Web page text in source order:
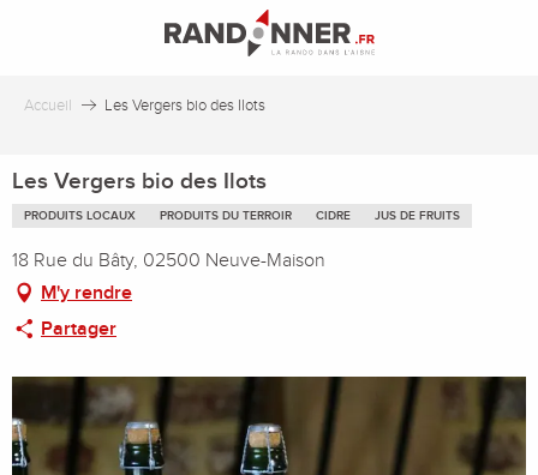
principal
Accueil Les Vergers bio des Ilots
Les Vergers bio des Ilots
PRODUITS LOCAUX PRODUITS DU TERROIR CIDRE JUS DE FRUITS
18 Rue du Bâty, 02500 Neuve-Maison
M'y rendre
Partager